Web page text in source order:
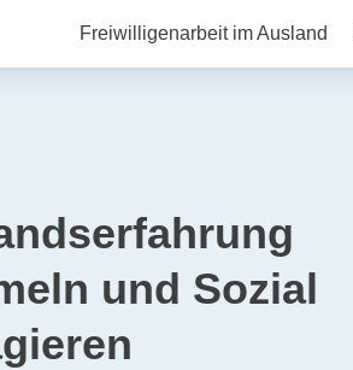
Freiwilligenarbeit im Ausland
und Sozial